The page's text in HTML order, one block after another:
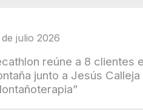
julio 2026
reúne a 8 clientes
junto a Jesús